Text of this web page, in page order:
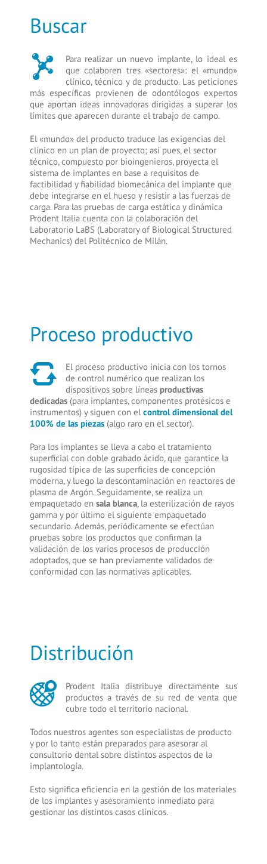
Buscar
Para realizar un nuevo implante, lo ideal es
que colaboren tres «sectores»: el «mundo»
clínico, técnico y de producto. Las peticiones
más específicas provienen de odontólogos expertos
que aportan ideas innovadoras dirigidas a superar los
límites que aparecen durante el trabajo de campo.
El «mundo» del producto traduce las exigencias del
clínico en un plan de proyecto; así pues, el sector
técnico, compuesto por bioingenieros, proyecta el
sistema de implantes en base a requisitos de
factibilidad y fiabilidad biomecánica del implante que
debe integrarse en el hueso y resistir a las fuerzas de
carga. Para las pruebas de carga estática y dinámica
Prodent Italia cuenta con la colaboración del
Laboratorio LaBS (Laboratory of Biological Structured
Mechanics) del Politécnico de Milán.
Proceso productivo
El proceso productivo inicia con los tornos
de control numérico que realizan los
dispositivos sobre líneas productivas
dedicadas (para implantes, componentes protésicos e
instrumentos) y siguen con elcontrol dimensional del
100% de las piezas (algo raro en el sector).
Para los implantes se lleva a cabo el tratamiento
superficial con doble grabado ácido, que garantice la
rugosidad típica de las superficies de concepción
moderna, y luego la descontaminación en reactores de
plasma de Argón. Seguidamente, se realiza un
empaquetado en sala blanca, la esterilización de rayos
gamma y por último el siguiente empaquetado
secundario. Además, periódicamente se efectúan
pruebas sobre los productos que confirman la
validación de los varios procesos de producción
adoptados, que se han previamente validados de
conformidad con las normativas aplicables.
Distribución
Prodent Italia distribuye directamente sus
productos a través de su red de venta que
cubre todo el territorio nacional.
Todos nuestros agentes son especialistas de producto
y por lo tanto están preparados para asesorar al
consultorio dental sobre distintos aspectos de la
implantología.
Esto significa eficiencia en la gestión de los materiales
de los implantes y asesoramiento inmediato para
gestionar los distintos casos clínicos.